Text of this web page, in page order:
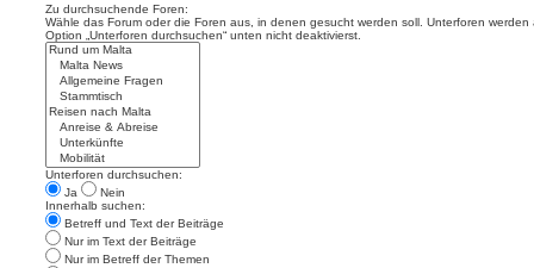
Zu durchsuchende Foren:
Wähle das Forum oder die Foren aus, in denen gesucht werden soll. Unterforen
Option „Unterforen durchsuchen“ unten nicht deaktivierst.
Unterforen durchsuchen:
Ja
Nein
Innerhalb suchen:
Betreff und Text der Beiträge
Nur im Text der Beiträge
Nur im Betreff der Themen